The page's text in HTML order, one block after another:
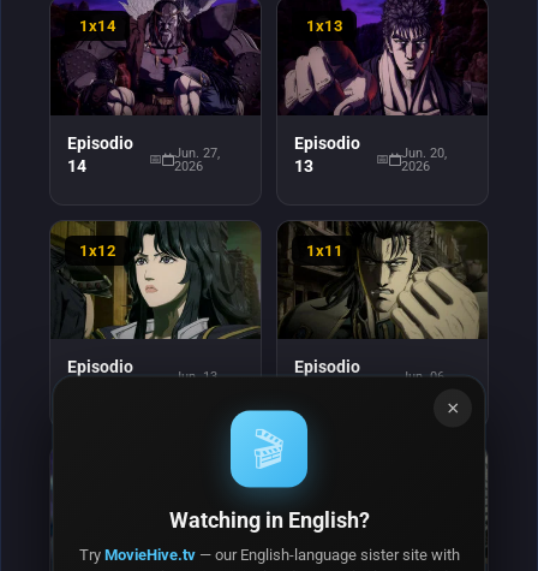
1x14
Episodio
14
Jun. 27,
2026
1x13
Episodio
13
Jun. 20,
2026
1x12
Episodio
Jun. 13,
1x11
Episodio
Jun. 06,
1x9
×
🎬
Watching in English?
Try MovieHive.tv— our English-language sister site with